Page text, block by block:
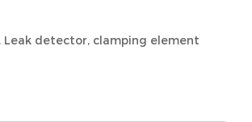
Leak detector, clamping element